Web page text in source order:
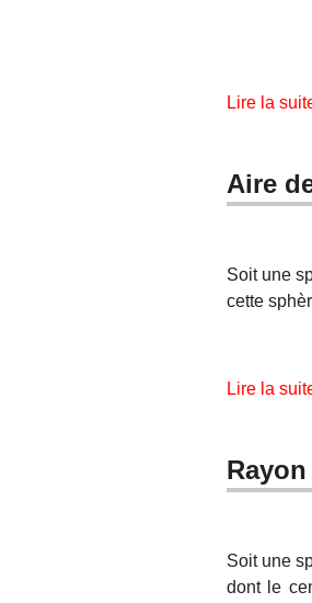
Lire la
Aire
Soit une
cette
Lire la
Soit une
dont le